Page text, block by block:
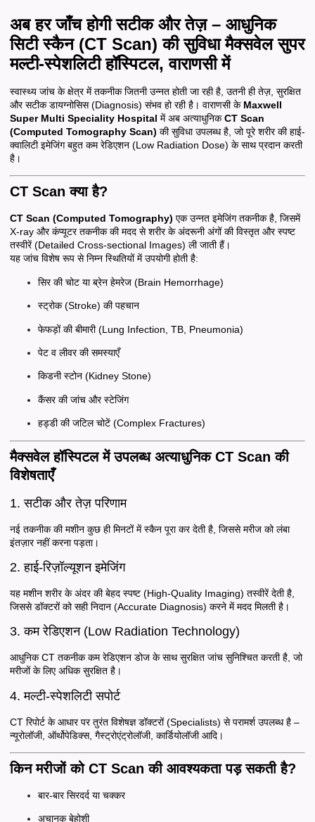
अब हर जाँच होगी सटीक और तेज़ – आधुनिक
सिटी स्कैन (CT Scan) की सुविधा मैक्सवेल सुपर
मल्टी-स्पेशलिटी हॉस्पिटल, वाराणसी में
स्वास्थ्य जांच के क्षेत्र में तकनीक जितनी उन्नत होती जा रही है, उतनी ही तेज़, सुरक्षित
और सटीक डायग्नोसिस (Diagnosis) संभव हो रही है। वाराणसी के Maxwell
Super Multi Speciality Hospital में अब अत्याधुनिकCT Scan
(Computed Tomography Scan) की सुविधा उपलब्ध है, जो पूरे शरीर की हाई-
क्वालिटी इमेजिंग बहुत कम रेडिएशन (Low Radiation Dose) के साथ प्रदान करती
है।
CT Scan क्या है?
CT Scan (Computed Tomography) एक उन्नत इमेजिंग तकनीक है, जिसमें
X-ray और कंप्यूटर तकनीक की मदद से शरीर के अंदरूनी अंगों की विस्तृत और स्पष्ट
तस्वीरें (Detailed Cross-sectional Images) ली जाती हैं।
यह जांच विशेष रूप से निम्न स्थितियों में उपयोगी होती है:
सिर की चोट या ब्रेन हेमरेज (Brain Hemorrhage)
स्ट्रोक (Stroke) की पहचान
फेफड़ों की बीमारी (Lung Infection, TB, Pneumonia)
पेट व लीवर की समस्याएँ
किडनी स्टोन (Kidney Stone)
कैंसर की जांच और स्टेजिंग
हड्डी की जटिल चोटें (Complex Fractures)
मैक्सवेल हॉस्पिटल में उपलब्ध अत्याधुनिक CT Scan की
विशेषताएँ
1. सटीक और तेज़ परिणाम
नई तकनीक की मशीन कुछ ही मिनटों में स्कैन पूरा कर देती है, जिससे मरीज को लंबा
इंतज़ार नहीं करना पड़ता।
2. हाई-रिज़ॉल्यूशन इमेजिंग
यह मशीन शरीर के अंदर की बेहद स्पष्ट (High-Quality Imaging) तस्वीरें देती है,
जिससे डॉक्टरों को सही निदान (Accurate Diagnosis) करने में मदद मिलती है।
3. कम रेडिएशन (Low Radiation Technology)
आधुनिक CT तकनीक कम रेडिएशन डोज के साथ सुरक्षित जांच सुनिश्चित करती है, जो
मरीजों के लिए अधिक सुरक्षित है।
4. मल्टी-स्पेशलिटी सपोर्ट
CT रिपोर्ट के आधार पर तुरंत विशेषज्ञ डॉक्टरों (Specialists) से परामर्श उपलब्ध है –
न्यूरोलॉजी, ऑर्थोपेडिक्स, गैस्ट्रोएंट्रोलॉजी, कार्डियोलॉजी आदि।
किन मरीजों को CT Scan की आवश्यकता पड़ सकती है?
बार-बार सिरदर्द या चक्कर
अचानक बेहोशी